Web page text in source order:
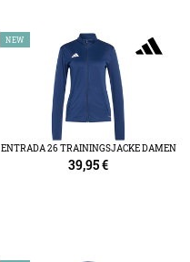
NEW
ENTRADA 26 TRAININGSJACKE DAMEN
39,95€